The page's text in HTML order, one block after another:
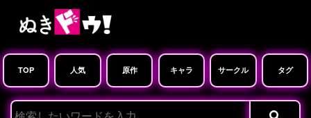
TOP 人気 原作 キャラ サークル タグ